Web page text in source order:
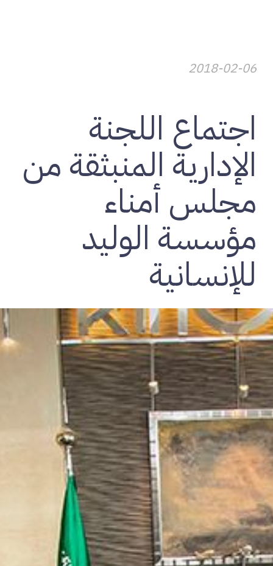
2018-02-06
اجتماع اللجنة
الإدارية المنبثقة من
مجلس أمناء
مؤسسة الوليد
للإنسانية